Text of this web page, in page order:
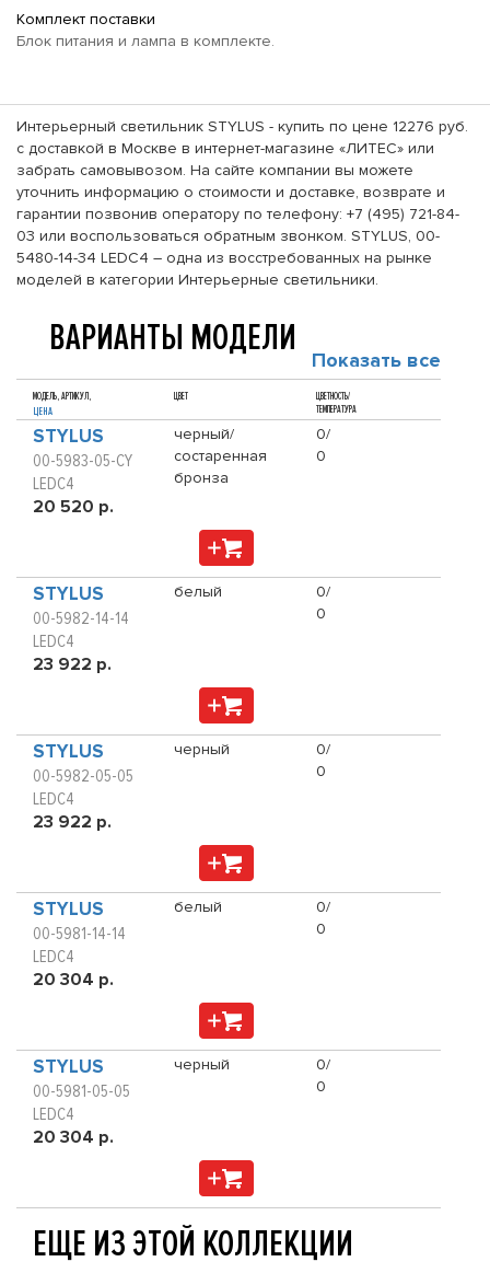
Комплект поставки
Блок питания и лампа в комплекте.
Интерьерный светильник STYLUS - купить по цене 12276 руб.
с доставкой в Москве в интернет-магазине «ЛИТЕС» или
забрать самовывозом. На сайте компании вы можете
уточнить информацию о стоимости и доставке, возврате и
гарантии позвонив оператору по телефону: +7 (495) 721-84-
03 или воспользоваться обратным звонком. STYLUS, 00-
5480-14-34 LEDC4 – одна из восстребованных на рынке
моделей в категории Интерьерные светильники.
ВАРИАНТЫ МОДЕЛИ Показать все
МОДЕЛЬ, АРТИКУЛ,
ЦЕНА
ЦВЕТ
ЦВЕТНОСТЬ/
ТЕМПЕРАТУРА
STYLUS
00-5983-05-CY
LEDC4
20 520 р.
черный/
состаренная
бронза
0/
0
STYLUS
00-5982-14-14
LEDC4
23 922 р.
белый
0/
0
STYLUS
00-5982-05-05
LEDC4
23 922 р.
черный
0/
0
STYLUS
00-5981-14-14
LEDC4
20 304 р.
белый
0/
0
STYLUS
00-5981-05-05
LEDC4
20 304 р.
черный
0/
0
ЕЩЕ ИЗ ЭТОЙ КОЛЛЕКЦИИ